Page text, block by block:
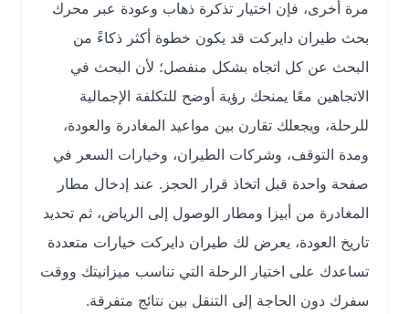
مرة أخرى، فإن اختيار تذكرة ذهاب وعودة عبر محرك
بحث طيران دايركت قد يكون خطوة أكثر ذكاءً من
البحث عن كل اتجاه بشكل منفصل؛ لأن البحث في
الاتجاهين معًا يمنحك رؤية أوضح للتكلفة الإجمالية
للرحلة، ويجعلك تقارن بين مواعيد المغادرة والعودة،
ومدة التوقف، وشركات الطيران، وخيارات السعر في
صفحة واحدة قبل اتخاذ قرار الحجز. عند إدخال مطار
المغادرة من أبيزا ومطار الوصول إلى الرياض، ثم تحديد
تاريخ العودة، يعرض لك طيران دايركت خيارات متعددة
تساعدك على اختيار الرحلة التي تناسب ميزانيتك ووقت
سفرك دون الحاجة إلى التنقل بين نتائج متفرقة.